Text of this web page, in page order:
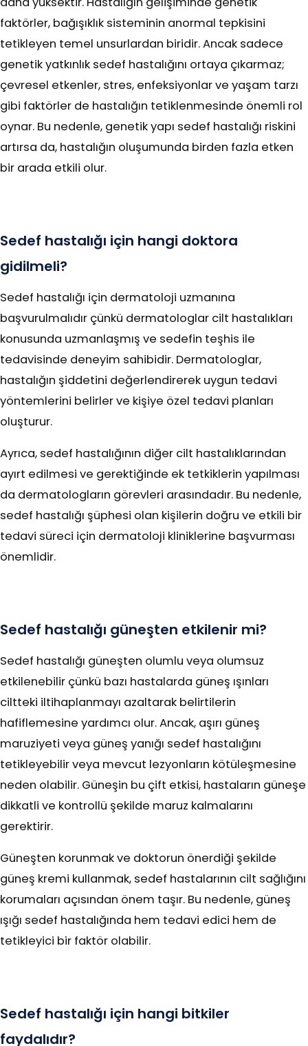
faktörler, bağışıklık sisteminin anormal tepkisini
tetikleyen temel unsurlardan biridir. Ancak sadece
genetik yatkınlık sedef hastalığını ortaya çıkarmaz;
çevresel etkenler, stres, enfeksiyonlar ve yaşam tarzı
gibi faktörler de hastalığın tetiklenmesinde önemli rol
oynar. Bu nedenle, genetik yapı sedef hastalığı riskini
artırsa da, hastalığın oluşumunda birden fazla etken
bir arada etkili olur.
Sedef hastalığı için hangi doktora
gidilmeli?
Sedef hastalığı için dermatoloji uzmanına
başvurulmalıdır çünkü dermatologlar cilt hastalıkları
konusunda uzmanlaşmış ve sedefin teşhis ile
tedavisinde deneyim sahibidir. Dermatologlar,
hastalığın şiddetini değerlendirerek uygun tedavi
yöntemlerini belirler ve kişiye özel tedavi planları
oluşturur.
Ayrıca, sedef hastalığının diğer cilt hastalıklarından
ayırt edilmesi ve gerektiğinde ek tetkiklerin yapılması
da dermatologların görevleri arasındadır. Bu nedenle,
sedef hastalığı şüphesi olan kişilerin doğru ve etkili bir
tedavi süreci için dermatoloji kliniklerine başvurması
önemlidir.
Sedef hastalığı güneşten etkilenir mi?
Sedef hastalığı güneşten olumlu veya olumsuz
etkilenebilir çünkü bazı hastalarda güneş ışınları
ciltteki iltihaplanmayı azaltarak belirtilerin
hafiflemesine yardımcı olur. Ancak, aşırı güneş
maruziyeti veya güneş yanığı sedef hastalığını
tetikleyebilir veya mevcut lezyonların kötüleşmesine
neden olabilir. Güneşin bu çift etkisi, hastaların güneşe
dikkatli ve kontrollü şekilde maruz kalmalarını
gerektirir.
Güneşten korunmak ve doktorun önerdiği şekilde
güneş kremi kullanmak, sedef hastalarının cilt sağlığını
korumaları açısından önem taşır. Bu nedenle, güneş
ışığı sedef hastalığında hem tedavi edici hem de
tetikleyici bir faktör olabilir.
Sedef hastalığı için hangi bitkiler
faydalıdır?